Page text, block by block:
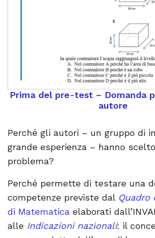
Prima del pre-test – Domanda
autore
Perché gli autori – un gruppo di
grande esperienza – hanno
problema?
Perché permette di testare una
competenze previste dal Quadro
di Matematica elaborati
alle Indicazioni nazionali: il